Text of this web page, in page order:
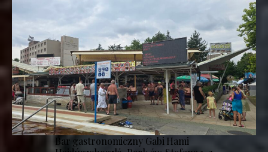
Bar gastronomiczny Gabi Hami